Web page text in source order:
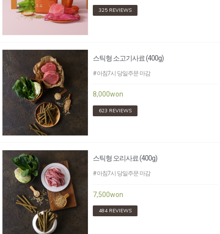
325 REVIEWS
스틱형 소고기사료 (400g)
# 아침7시 당일주문 마감
8,000won
623 REVIEWS
스틱형 오리사료 (400g)
# 아침7시 당일주문 마감
7,500won
484 REVIEWS